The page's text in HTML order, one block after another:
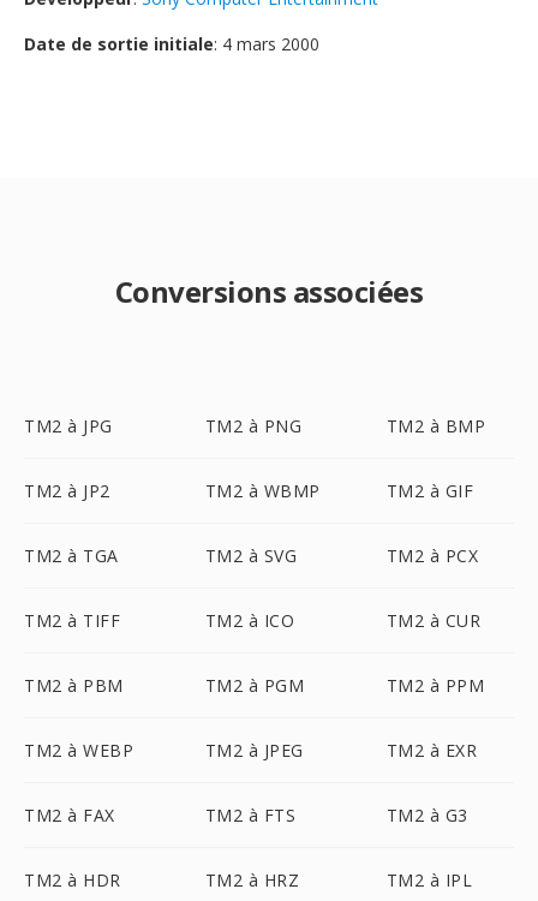
Date de sortie initiale: 4 mars 2000
Conversions associées
TM2 à JPG TM2 à PNG TM2 à BMP
TM2 à JP2 TM2 à WBMP TM2 à GIF
TM2 à TGA TM2 à SVG TM2 à PCX
TM2 à TIFF TM2 à ICO TM2 à CUR
TM2 à PBM TM2 à PGM TM2 à PPM
TM2 à WEBP TM2 à JPEG TM2 à EXR
TM2 à FAX TM2 à FTS TM2 à G3
TM2 à HDR TM2 à HRZ TM2 à IPL